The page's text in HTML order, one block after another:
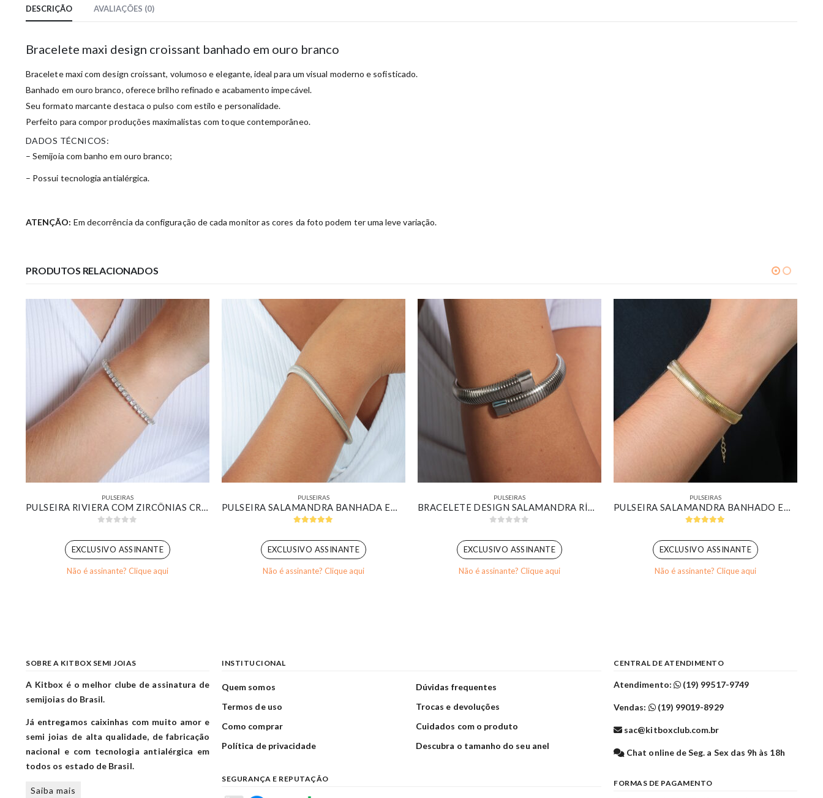
DESCRIÇÃO AVALIAÇÕES (0)
Bracelete maxi design croissant banhado em ouro branco
Bracelete maxi com design croissant, volumoso e elegante, ideal para um visual moderno e sofisticado.
Banhado em ouro branco, oferece brilho refinado e acabamento impecável.
Seu formato marcante destaca o pulso com estilo e personalidade.
Perfeito para compor produções maximalistas com toque contemporâneo.
DADOS TÉCNICOS:
– Semijoia com banho em ouro branco;
– Possui tecnologia antialérgica.
ATENÇÃO: Em decorrência da configuração de cada monitor as cores da foto podem ter uma leve variação.
PRODUTOS RELACIONADOS
PULSEIRAS
PULSEIRA RIVIERA COM ZIRCÔNIAS CRISTAL BANHADA EM OURO BRANCO
EXCLUSIVO ASSINANTE
Não é assinante? Clique aqui
PULSEIRAS
PULSEIRA SALAMANDRA BANHADA EM OURO BRANCO
EXCLUSIVO ASSINANTE
Não é assinante? Clique aqui
PULSEIRAS
BRACELETE DESIGN SALAMANDRA RÍGIDO BANHADO EM OURO BRANCO
EXCLUSIVO ASSINANTE
Não é assinante? Clique aqui
PULSEIRAS
PULSEIRA SALAMANDRA BANHADO EM OURO 18K
EXCLUSIVO ASSINANTE
Não é assinante? Clique aqui
SOBRE A KITBOX SEMI JOIAS
A Kitbox é o melhor clube de assinatura de
semijoias do Brasil.
Já entregamos caixinhas com muito amor e
semi joias de alta qualidade, de fabricação
nacional e com tecnologia antialérgica em
todos os estado de Brasil.
Saiba mais
INSTITUCIONAL
Quem somos
Termos de uso
Como comprar
Política de privacidade
Dúvidas frequentes
Trocas e devoluções
Cuidados com o produto
Descubra o tamanho do seu anel
SEGURANÇA E REPUTAÇÃO
CENTRAL DE ATENDIMENTO
Atendimento: (19) 99517-9749
Vendas: (19) 99019-8929
sac@kitboxclub.com.br
Chat online de Seg. a Sex das 9h às 18h
FORMAS DE PAGAMENTO